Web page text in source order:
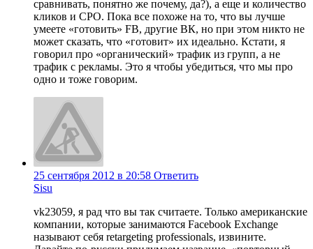
сравнивать, понятно же почему, да?), а еще и количество
кликов и CPO. Пока все похоже на то, что вы лучше
умеете «готовить» FB, другие ВК, но при этом никто не
может сказать, что «готовит» их идеально. Кстати, я
говорил про «органический» трафик из групп, а не
трафик с рекламы. Это я чтобы убедиться, что мы про
одно и тоже говорим.
25 сентября 2012 в 20:58 Ответить
Sisu
vk23059, я рад что вы так считаете. Только американские
компании, которые занимаются Facebook Exchange
называют себя retargeting professionals, извините.